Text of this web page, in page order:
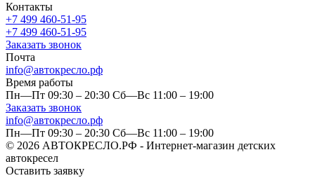
Контакты
+7 499 460-51-95
+7 499 460-51-95
Заказать звонок
Почта
info@автокресло.рф
Время работы
Пн—Пт 09:30 – 20:30 Сб—Вс 11:00 – 19:00
Заказать звонок
info@автокресло.рф
Пн—Пт 09:30 – 20:30 Сб—Вс 11:00 – 19:00
© 2026 АВТОКРЕСЛО.РФ - Интернет-магазин детских
автокресел
Оставить заявку